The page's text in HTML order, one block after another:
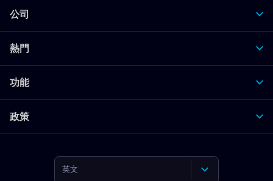
公司
熱門
功能
政策
英文